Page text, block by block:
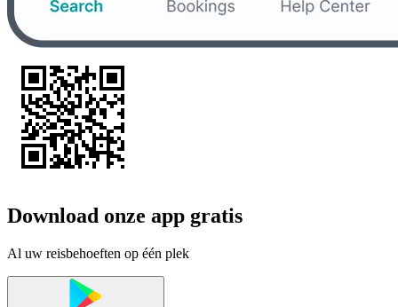
Download onze app gratis
Al uw reisbehoeften op één plek